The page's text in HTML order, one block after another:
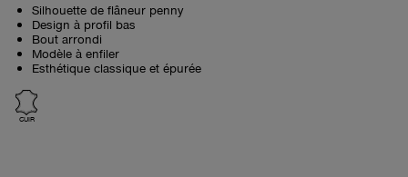
Silhouette de flâneur penny
Design à profil bas
Bout arrondi
Modèle à enfiler
Esthétique classique et épurée
CUIR